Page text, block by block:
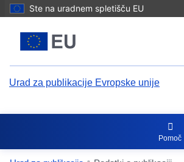
Ste na uradnem spletišču EU
Urad za publikacije Evropske unije
Pomoč